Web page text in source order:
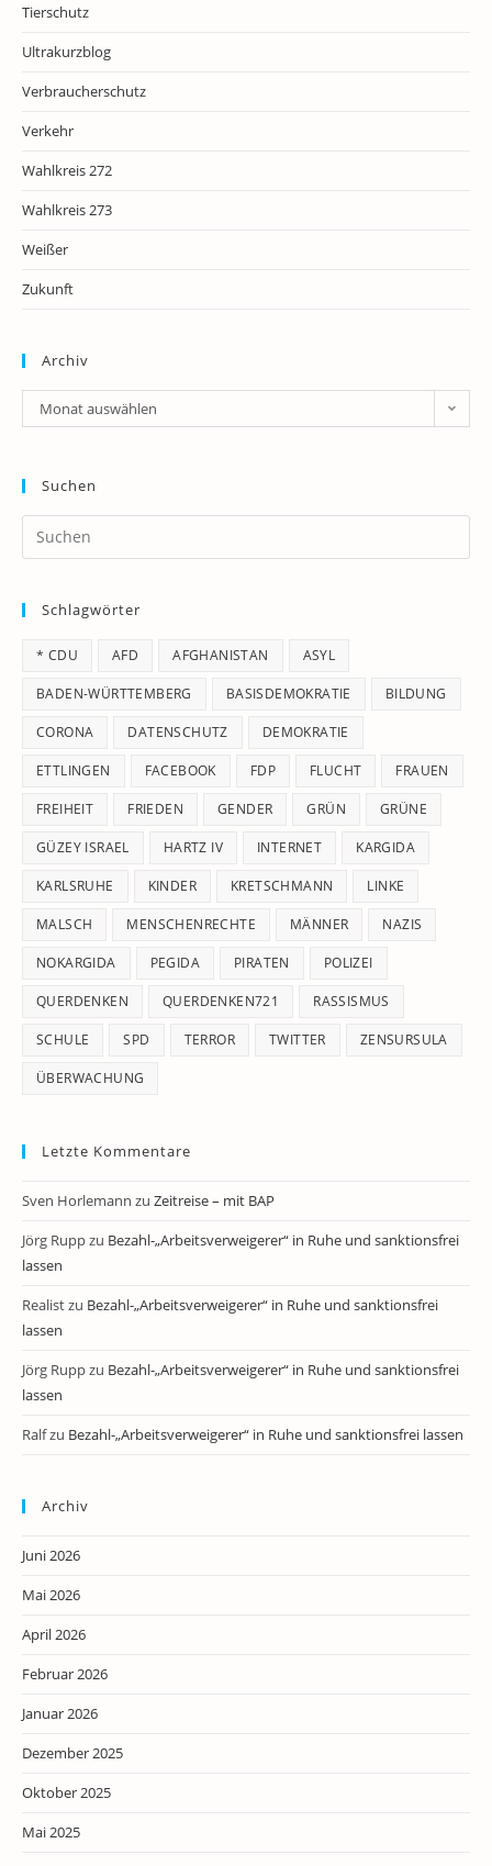
Tierschutz
Ultrakurzblog
Verbraucherschutz
Verkehr
Wahlkreis 272
Wahlkreis 273
Weißer
Zukunft
Archiv
Archiv
Monat auswählen
Suchen
Schlagwörter
* CDU AFD AFGHANISTAN ASYL
BADEN-WÜRTTEMBERG BASISDEMOKRATIE BILDUNG
CORONA DATENSCHUTZ DEMOKRATIE
ETTLINGEN FACEBOOK FDP FLUCHT FRAUEN
FREIHEIT FRIEDEN GENDER GRÜN GRÜNE
GÜZEY ISRAEL HARTZ IV INTERNET KARGIDA
KARLSRUHE KINDER KRETSCHMANN LINKE
MALSCH MENSCHENRECHTE MÄNNER NAZIS
NOKARGIDA PEGIDA PIRATEN POLIZEI
QUERDENKEN QUERDENKEN721 RASSISMUS
SCHULE SPD TERROR TWITTER ZENSURSULA
ÜBERWACHUNG
Letzte Kommentare
Sven Horlemann zu Zeitreise – mit BAP
Jörg Ruppzu Bezahl-„Arbeitsverweigerer“ in Ruhe und sanktionsfrei
lassen
Realistzu Bezahl-„Arbeitsverweigerer“ in Ruhe und sanktionsfrei
lassen
Jörg Ruppzu Bezahl-„Arbeitsverweigerer“ in Ruhe und sanktionsfrei
lassen
Ralfzu Bezahl-„Arbeitsverweigerer“ in Ruhe und sanktionsfrei lassen
Archiv
Juni 2026
Mai 2026
April 2026
Februar 2026
Januar 2026
Dezember 2025
Oktober 2025
Mai 2025